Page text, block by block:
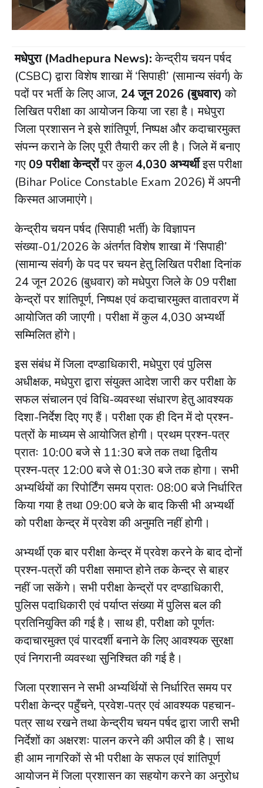
मधेपुरा (Madhepura News):केन्द्रीय चयन पर्षद
(CSBC) द्वारा विशेष शाखा में ‘सिपाही’ (सामान्य संवर्ग) के
पदों पर भर्ती के लिए आज, 24 जून 2026 (बुधवार)को
लिखित परीक्षा का आयोजन किया जा रहा है। मधेपुरा
जिला प्रशासन ने इसे शांतिपूर्ण, निष्पक्ष और कदाचारमुक्त
संपन्न कराने के लिए पूरी तैयारी कर ली है। जिले में बनाए
गए09 परीक्षा केन्द्रोंपर कुल4,030 अभ्यर्थीइस परीक्षा
(Bihar Police Constable Exam 2026) में अपनी
किस्मत आजमाएंगे।
केन्द्रीय चयन पर्षद (सिपाही भर्ती) के विज्ञापन
संख्या-01/2026 के अंतर्गत विशेष शाखा में ‘सिपाही’
(सामान्य संवर्ग) के पद पर चयन हेतु लिखित परीक्षा दिनांक
24 जून 2026 (बुधवार) को मधेपुरा जिले के 09 परीक्षा
केन्द्रों पर शांतिपूर्ण, निष्पक्ष एवं कदाचारमुक्त वातावरण में
आयोजित की जाएगी। परीक्षा में कुल 4,030 अभ्यर्थी
सम्मिलित होंगे।
इस संबंध में जिला दण्डाधिकारी, मधेपुरा एवं पुलिस
अधीक्षक, मधेपुरा द्वारा संयुक्त आदेश जारी कर परीक्षा के
सफल संचालन एवं विधि-व्यवस्था संधारण हेतु आवश्यक
दिशा-निर्देश दिए गए हैं। परीक्षा एक ही दिन में दो प्रश्न-
पत्रों के माध्यम से आयोजित होगी। प्रथम प्रश्न-पत्र
प्रातः 10:00 बजे से 11:30 बजे तक तथा द्वितीय
प्रश्न-पत्र 12:00 बजे से 01:30 बजे तक होगा। सभी
अभ्यर्थियों का रिपोर्टिंग समय प्रातः 08:00 बजे निर्धारित
किया गया है तथा 09:00 बजे के बाद किसी भी अभ्यर्थी
को परीक्षा केन्द्र में प्रवेश की अनुमति नहीं होगी।
अभ्यर्थी एक बार परीक्षा केन्द्र में प्रवेश करने के बाद दोनों
प्रश्न-पत्रों की परीक्षा समाप्त होने तक केन्द्र से बाहर
नहीं जा सकेंगे। सभी परीक्षा केन्द्रों पर दण्डाधिकारी,
पुलिस पदाधिकारी एवं पर्याप्त संख्या में पुलिस बल की
प्रतिनियुक्ति की गई है। साथ ही, परीक्षा को पूर्णतः
कदाचारमुक्त एवं पारदर्शी बनाने के लिए आवश्यक सुरक्षा
एवं निगरानी व्यवस्था सुनिश्चित की गई है।
जिला प्रशासन ने सभी अभ्यर्थियों से निर्धारित समय पर
परीक्षा केन्द्र पहुँचने, प्रवेश-पत्र एवं आवश्यक पहचान-
पत्र साथ रखने तथा केन्द्रीय चयन पर्षद द्वारा जारी सभी
निर्देशों का अक्षरशः पालन करने की अपील की है। साथ
ही आम नागरिकों से भी परीक्षा के सफल एवं शांतिपूर्ण
आयोजन में जिला प्रशासन का सहयोग करने का अनुरोध